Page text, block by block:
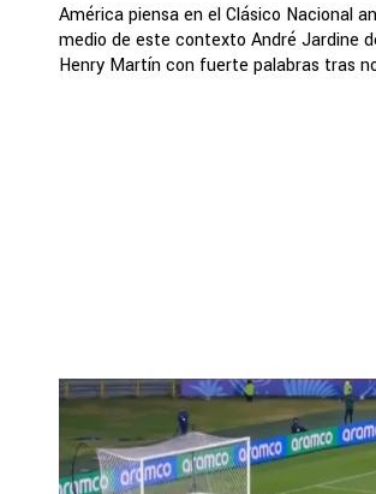
América piensa en el Clásico Nacional
medio de este contexto André Jardine
Henry Martín con fuerte palabras tras